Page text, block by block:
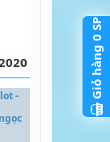
-
Giỏ hàng
0
SP